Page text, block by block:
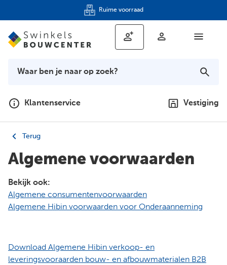
Keukenshowroom
Klantenservice Vestiging
Terug
Algemene voorwaarden
Bekijk ook:
Algemene consumentenvoorwaarden
Algemene Hibin voorwaarden voor Onderaanneming
Download Algemene Hibin verkoop- en
leveringsvooraarden bouw- en afbouwmaterialen B2B